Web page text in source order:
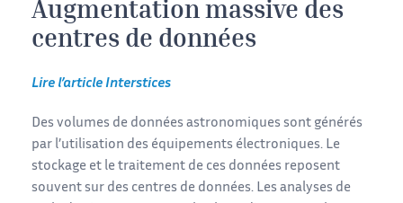
Augmentation massive des
centres de données
Lire l’article Interstices
Des volumes de données astronomiques sont générés
par l’utilisation des équipements électroniques. Le
stockage et le traitement de ces données reposent
souvent sur des centres de données. Les analyses de